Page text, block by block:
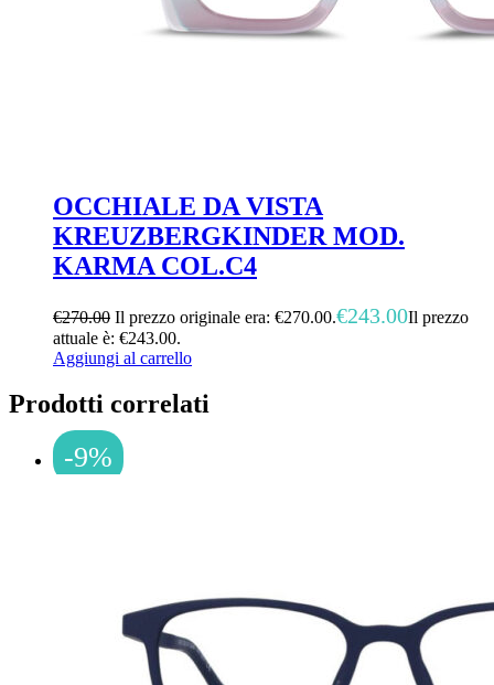
OCCHIALE DA VISTA
KREUZBERGKINDER MOD.
KARMA COL.C4
€270.00 Il prezzo originale era: €270.00.€243.00Il prezzo
attuale è: €243.00.
Aggiungi al carrello
Prodotti correlati
-9%